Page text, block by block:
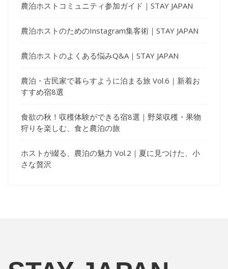
農泊ホストコミュニティ参加ガイド｜STAY JAPAN
農泊ホストのためのInstagram集客術｜STAY JAPAN
農泊ホストのよくある悩みQ&A｜STAY JAPAN
農泊・古民家で暮らすように泊まる旅 Vol.6｜新着お
すすめ宿8選
食欲の秋！収穫体験ができる宿8選｜野菜収穫・果物
狩りを楽しむ、食と農泊の旅
ホストが綴る、農泊の魅力 Vol.2｜夏に見つけた、小
さな贅沢